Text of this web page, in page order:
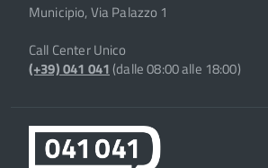
Municipio, Via Palazzo 1
Call Center Unico
(+39) 041 041(dalle 08:00 alle 18:00)